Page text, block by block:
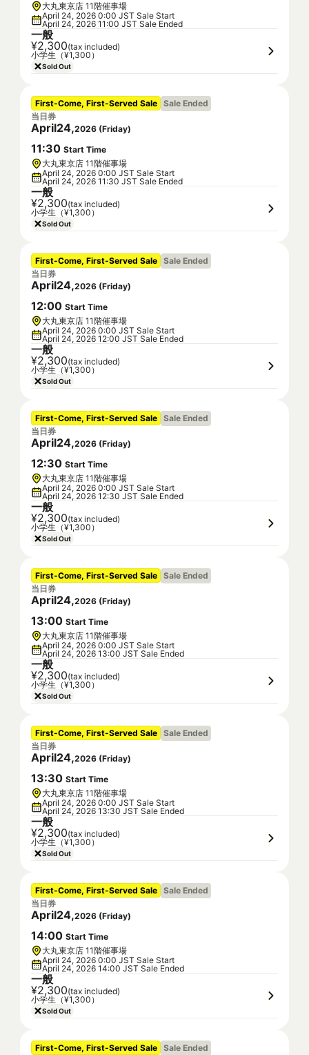
大丸東京店 11階催事場
April 24, 2026 0:00 JST Sale Start
April 24, 2026 11:00 JST Sale Ended
一般
¥2,300(tax included)
小学生（¥1,300）
Sold Out
First-Come, First-Served Sale Sale Ended
当日券
April24,2026 (Friday)
11:30 Start Time
大丸東京店 11階催事場
April 24, 2026 0:00 JST Sale Start
April 24, 2026 11:30 JST Sale Ended
一般
¥2,300(tax included)
小学生（¥1,300）
Sold Out
First-Come, First-Served Sale Sale Ended
当日券
April24,2026 (Friday)
12:00 Start Time
大丸東京店 11階催事場
April 24, 2026 0:00 JST Sale Start
April 24, 2026 12:00 JST Sale Ended
一般
¥2,300(tax included)
小学生（¥1,300）
Sold Out
First-Come, First-Served Sale Sale Ended
当日券
April24,2026 (Friday)
12:30 Start Time
大丸東京店 11階催事場
April 24, 2026 0:00 JST Sale Start
April 24, 2026 12:30 JST Sale Ended
一般
¥2,300(tax included)
小学生（¥1,300）
Sold Out
First-Come, First-Served Sale Sale Ended
当日券
April24,2026 (Friday)
13:00 Start Time
大丸東京店 11階催事場
April 24, 2026 0:00 JST Sale Start
April 24, 2026 13:00 JST Sale Ended
一般
¥2,300(tax included)
小学生（¥1,300）
Sold Out
First-Come, First-Served Sale Sale Ended
当日券
April24,2026 (Friday)
13:30 Start Time
大丸東京店 11階催事場
April 24, 2026 0:00 JST Sale Start
April 24, 2026 13:30 JST Sale Ended
一般
¥2,300(tax included)
小学生（¥1,300）
Sold Out
First-Come, First-Served Sale Sale Ended
当日券
April24,2026 (Friday)
14:00 Start Time
大丸東京店 11階催事場
April 24, 2026 0:00 JST Sale Start
April 24, 2026 14:00 JST Sale Ended
一般
¥2,300(tax included)
小学生（¥1,300）
Sold Out
First-Come, First-Served Sale Sale Ended